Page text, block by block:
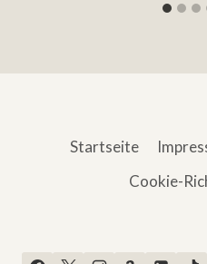
Startseite
Cookie-